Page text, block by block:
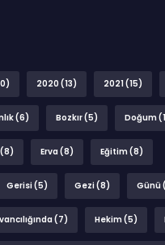
2020 (13) 2021(15)
(6) Bozkır(5) Doğum
(8) Erva(8) Eğitim(8)
Gerisi(5) Gezi(8) Günü
(7) Hekim(5)